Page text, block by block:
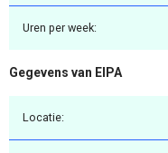
Uren per week:
Gegevens van EIPA
Locatie: